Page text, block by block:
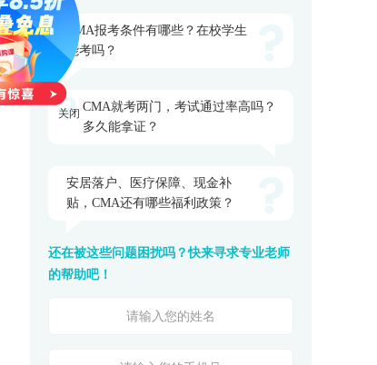
CMA报考条件有哪些？在校学生
能考吗？
CMA就考两门，考试通过率高吗？
多久能拿证？
安居落户、医疗保障、现金补
贴，CMA还有哪些福利政策？
还在被这些问题困扰吗？快来寻求专业老师
的帮助吧！